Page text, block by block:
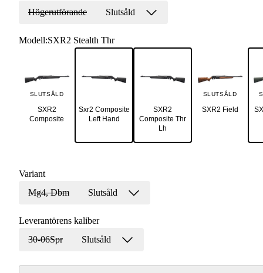
Högerutförande
Slutsåld
Modell:SXR2 Stealth Thr
SXR2
Composite
SLUTSÅLD
Sxr2 Composite
Left Hand
SXR2
Composite Thr
Lh
SXR2 Field
SLUTSÅLD
Variant
Mg4, Dbm
Slutsåld
Leverantörens kaliber
30-06Spr
Slutsåld